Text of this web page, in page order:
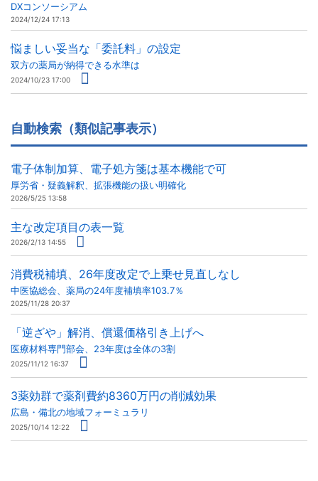
DXコンソーシアム
2024/12/24 17:13
悩ましい妥当な「委託料」の設定
双方の薬局が納得できる水準は
2024/10/23 17:00
自動検索（類似記事表示）
電子体制加算、電子処方箋は基本機能で可
厚労省・疑義解釈、拡張機能の扱い明確化
2026/5/25 13:58
主な改定項目の表一覧
2026/2/13 14:55
消費税補填、26年度改定で上乗せ見直しなし
中医協総会、薬局の24年度補填率103.7％
2025/11/28 20:37
「逆ざや」解消、償還価格引き上げへ
医療材料専門部会、23年度は全体の3割
2025/11/12 16:37
3薬効群で薬剤費約8360万円の削減効果
広島・備北の地域フォーミュラリ
2025/10/14 12:22